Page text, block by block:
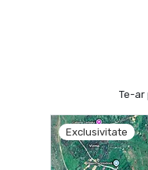
Te-ar
Exclusivitate